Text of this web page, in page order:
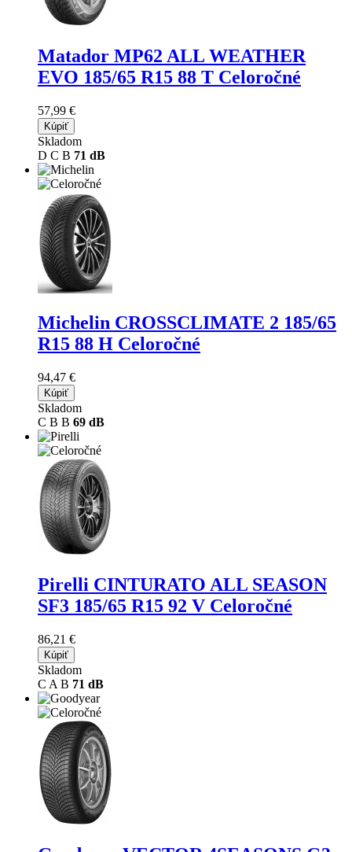
Matador MP62 ALL WEATHER
EVO 185/65 R15 88 T Celoročné
57,99 €
Kúpiť
Skladom
D C B 71 dB
Michelin CROSSCLIMATE 2 185/65
R15 88 H Celoročné
94,47 €
Kúpiť
Skladom
C B B 69 dB
Pirelli CINTURATO ALL SEASON
SF3 185/65 R15 92 V Celoročné
86,21 €
Kúpiť
Skladom
C A B 71 dB